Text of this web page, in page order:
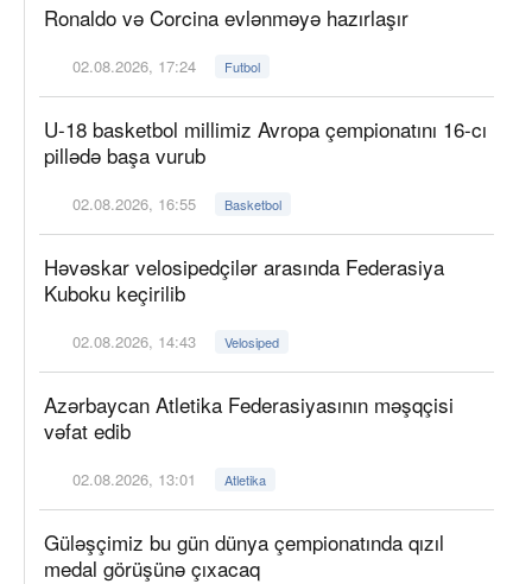
Ronaldo və Corcina evlənməyə hazırlaşır
02.08.2026, 17:24 Futbol
U-18 basketbol millimiz Avropa çempionatını 16-cı
pillədə başa vurub
02.08.2026, 16:55 Basketbol
Həvəskar velosipedçilər arasında Federasiya
Kuboku keçirilib
02.08.2026, 14:43 Velosiped
Azərbaycan Atletika Federasiyasının məşqçisi
vəfat edib
02.08.2026, 13:01 Atletika
Güləşçimiz bu gün dünya çempionatında qızıl
medal görüşünə çıxacaq